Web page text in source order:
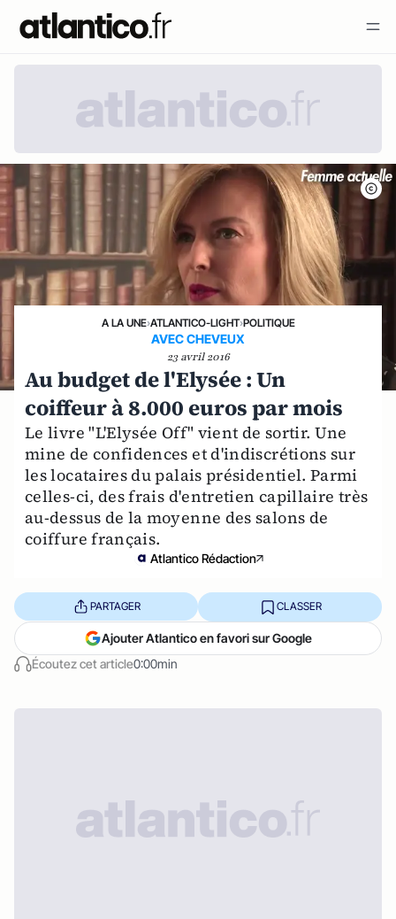
A LA UNE›ATLANTICO-LIGHT›POLITIQUE
AVEC CHEVEUX
23 avril 2016
Au budget de l'Elysée : Un
coiffeur à 8.000 euros par mois
Le livre "L'Elysée Off" vient de sortir. Une
mine de confidences et d'indiscrétions sur
les locataires du palais présidentiel. Parmi
celles-ci, des frais d'entretien capillaire très
au-dessus de la moyenne des salons de
coiffure français.
Atlantico Rédaction
Écoutez cet article0:00min
PARTAGER CLASSER
Ajouter Atlantico en favori sur Google